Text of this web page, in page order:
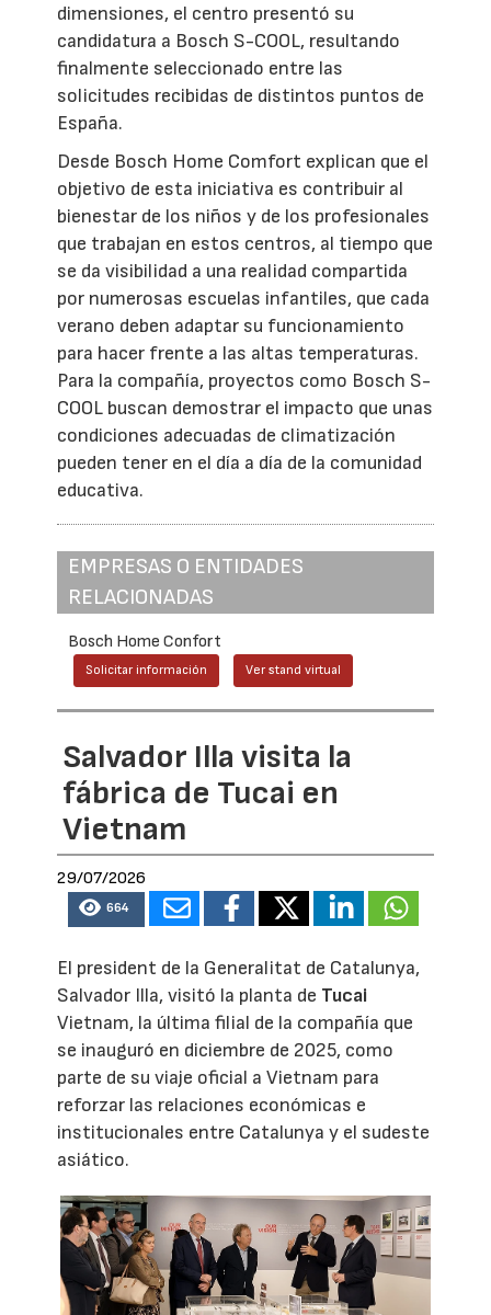
dimensiones, el centro presentó su
candidatura a Bosch S-COOL, resultando
finalmente seleccionado entre las
solicitudes recibidas de distintos puntos de
España.
Desde Bosch Home Comfort explican que el
objetivo de esta iniciativa es contribuir al
bienestar de los niños y de los profesionales
que trabajan en estos centros, al tiempo que
se da visibilidad a una realidad compartida
por numerosas escuelas infantiles, que cada
verano deben adaptar su funcionamiento
para hacer frente a las altas temperaturas.
Para la compañía, proyectos como Bosch S-
COOL buscan demostrar el impacto que unas
condiciones adecuadas de climatización
pueden tener en el día a día de la comunidad
educativa.
EMPRESAS O ENTIDADES
RELACIONADAS
Bosch Home Confort
Solicitar información Ver stand virtual
Salvador Illa visita la
fábrica de Tucai en
Vietnam
29/07/2026
664
El president de la Generalitat de Catalunya,
Salvador Illa, visitó la planta de Tucai
Vietnam, la última filial de la compañía que
se inauguró en diciembre de 2025, como
parte de su viaje oficial a Vietnam para
reforzar las relaciones económicas e
institucionales entre Catalunya y el sudeste
asiático.